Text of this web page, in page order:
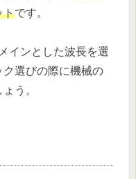
トです。
インとした波長を選
選びの際に機械の
う。